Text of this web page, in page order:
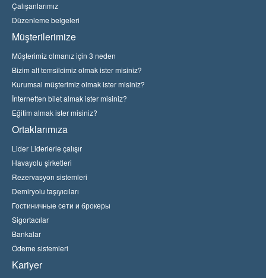
Çalışanlarımız
Düzenleme belgeleri
Müşterilerimize
Müşterimiz olmanız için 3 neden
Bizim alt temsilcimiz olmak ister misiniz?
Kurumsal müşterimiz olmak ister misiniz?
İnternetten bilet almak ister misiniz?
Eğitim almak ister misiniz?
Ortaklarımıza
Lider Liderlerle çalışır
Havayolu şirketleri
Rezervasyon sistemleri
Demiryolu taşıyıcıları
Гостиничные сети и брокеры
Sigortacılar
Bankalar
Ödeme sistemleri
Kariyer